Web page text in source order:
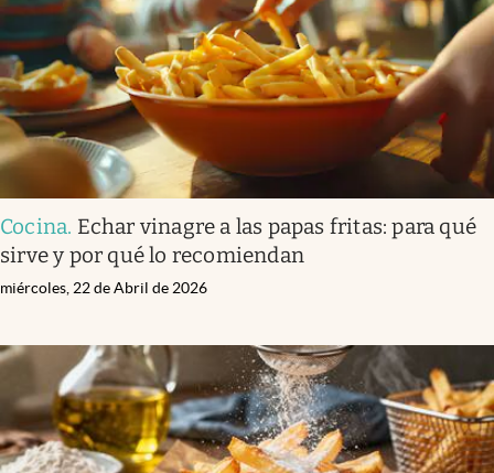
Cocina. Echar vinagre a las papas fritas: para qué
sirve y por qué lo recomiendan
miércoles, 22 de Abril de 2026